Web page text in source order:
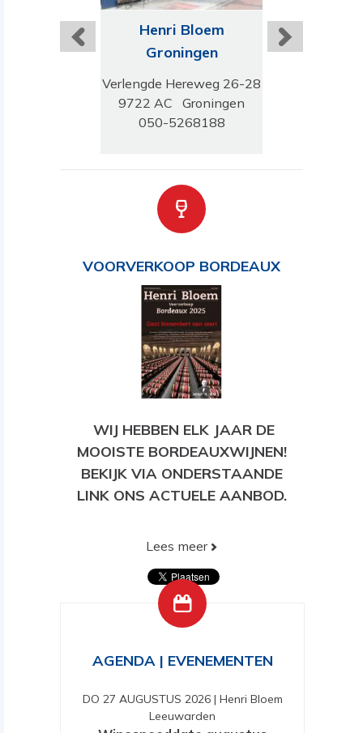
Henri Bloem
Groningen
Verlengde Hereweg 26-28
9722 AC Groningen
050-5268188
VOORVERKOOP BORDEAUX
WIJ HEBBEN ELK JAAR DE
MOOISTE BORDEAUXWIJNEN!
BEKIJK VIA ONDERSTAANDE
LINK ONS ACTUELE AANBOD.
AANBOD!
Lees meer
AGENDA | EVENEMENTEN
DO 27 AUGUSTUS 2026| Henri Bloem
Leeuwarden